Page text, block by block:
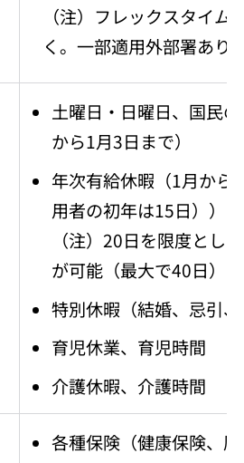
（注）フレックスタイ
く。一部適用外部署あり
土曜日・日曜日、国民
から1月3日まで）
年次有給休暇（1月から
用者の初年は15日））
（注）20日を限度とし
が可能（最大で40日）
特別休暇（結婚、忌引
育児休業、育児時間
介護休暇、介護時間
各種保険（健康保険、